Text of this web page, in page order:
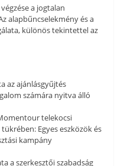
a jogtalan
alapbűncselekmény és a
különös tekintettel az
az ajánlásgyűjtés
számára nyitva álló
telekocsi
Egyes eszközök és
kampány
a szerkesztői szabadság